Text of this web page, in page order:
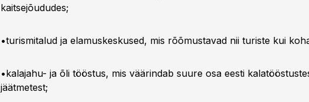
kaitsejõududes;
•turismitalud ja elamuskeskused, mis rõõmustavad nii turiste kui
•kalajahu- ja õli tööstus, mis väärindab suure osa eesti
jäätmetest;